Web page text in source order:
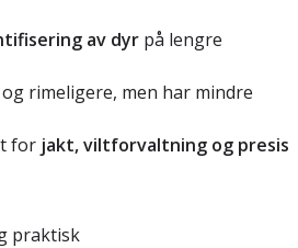
av dyr på lengre
rimeligere, men har mindre
for jakt, viltforvaltning og presis
praktisk